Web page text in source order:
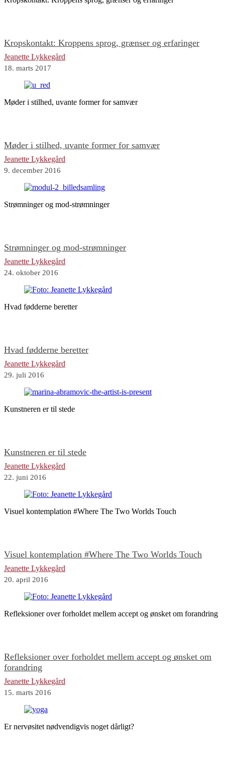
Kropskontakt: Kroppens sprog, grænser og erfaringer
Jeanette Lykkegård
18. marts 2017
Møder i stilhed, uvante former for samvær
Møder i stilhed, uvante former for samvær
Jeanette Lykkegård
9. december 2016
Strømninger og mod-strømninger
Strømninger og mod-strømninger
Jeanette Lykkegård
24. oktober 2016
Hvad fødderne beretter
Hvad fødderne beretter
Jeanette Lykkegård
29. juli 2016
Kunstneren er til stede
Kunstneren er til stede
Jeanette Lykkegård
22. juni 2016
Visuel kontemplation #Where The Two Worlds Touch
Visuel kontemplation #Where The Two Worlds Touch
Jeanette Lykkegård
20. april 2016
Refleksioner over forholdet mellem accept og ønsket om forandring
Refleksioner over forholdet mellem accept og ønsket om
forandring
Jeanette Lykkegård
15. marts 2016
Er nervøsitet nødvendigvis noget dårligt?